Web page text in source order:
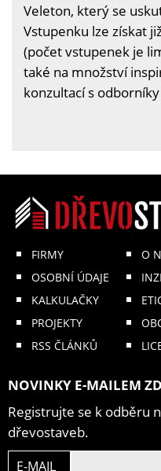
Veleton, který se
Vstupenku lze získat
(počet vstupenek je
také na množství
konzultací s
FIRMY
OSOBNÍ ÚDAJE
KALKULAČKY
PROJEKTY
RSS ČLÁNKŮ
O
NOVINKY E-MAILEM
Registrujte se k odběru
dřevostaveb.
E-MAIL